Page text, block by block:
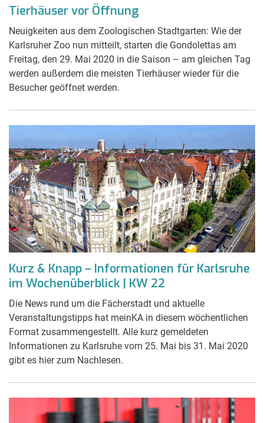
Tierhäuser vor Öffnung
Neuigkeiten aus dem Zoologischen Stadtgarten: Wie der
Karlsruher Zoo nun mitteilt, starten die Gondolettas am
Freitag, den 29. Mai 2020 in die Saison – am gleichen Tag
werden außerdem die meisten Tierhäuser wieder für die
Besucher geöffnet werden.
Kurz & Knapp – Informationen für Karlsruhe
im Wochenüberblick | KW 22
Die News rund um die Fächerstadt und aktuelle
Veranstaltungstipps hat meinKA in diesem wöchentlichen
Format zusammengestellt. Alle kurz gemeldeten
Informationen zu Karlsruhe vom 25. Mai bis 31. Mai 2020
gibt es hier zum Nachlesen.